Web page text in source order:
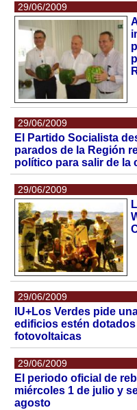
29/06/2009
29/06/2009
El Partido Socialista
parados de la Región
político para salir de la
29/06/2009
29/06/2009
IU+Los Verdes pide
edificios estén
fotovoltaicas
29/06/2009
El periodo oficial de
miércoles 1 de julio y
agosto